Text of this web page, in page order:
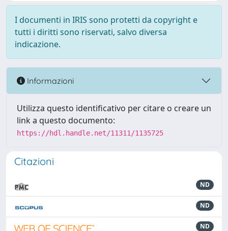
I documenti in IRIS sono protetti da copyright e
tutti i diritti sono riservati, salvo diversa
indicazione.
Informazioni
Utilizza questo identificativo per citare o creare un
link a questo documento:
https://hdl.handle.net/11311/1135725
Citazioni
ND
ND
ND